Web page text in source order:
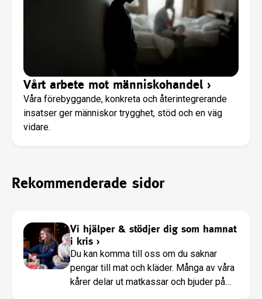
Vårt arbete mot människohandel ›
Våra förebyggande, konkreta och återintegrerande
insatser ger människor trygghet, stöd och en väg
vidare.
Rekommenderade sidor
Vi hjälper & stödjer dig som hamnat
i kris ›
Du kan komma till oss om du saknar
pengar till mat och kläder. Många av våra
kårer delar ut matkassar och bjuder på